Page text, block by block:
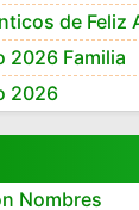
de Feliz
2026 Familia
2026
Nombres